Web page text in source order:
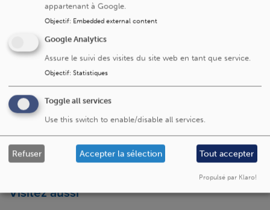
Cliniques universitaires Saint-Luc
Avenue Hippocrate 10
1200 Bruxelles
+32 2 764 11 11
Fax. +32 2 764 37 03
N° d'entreprise: 0416.885.016
Visitez aussi
appartenant à Google.
Objectif: Embedded external content
Google Analytics
Assure le suivi des visites du site web en tant que service.
Objectif: Statistiques
Toggle all services
Use this switch to enable/disable all services.
Refuser Accepter la sélection Tout accepter
Propulsé par Klaro!